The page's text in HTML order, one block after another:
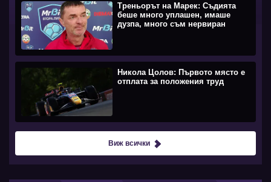
Треньорът на Марек: Съдията
беше много уплашен, имаше
дузпа, много съм нервиран
Никола Цолов: Първото място е
отплата за положения труд
Виж всички